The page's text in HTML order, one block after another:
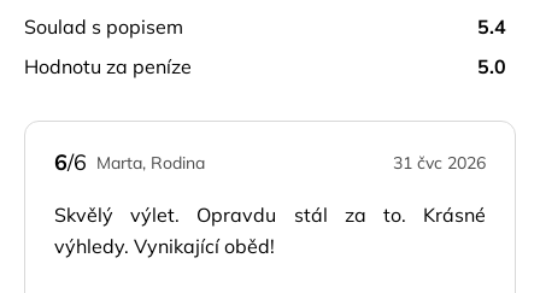
soulad s popisem
5.4
hodnotu za peníze
5.0
6/6 Marta, Rodina 31 čvc 2026
Skvělý výlet. Opravdu stál za to. Krásné
výhledy. Vynikající oběd!